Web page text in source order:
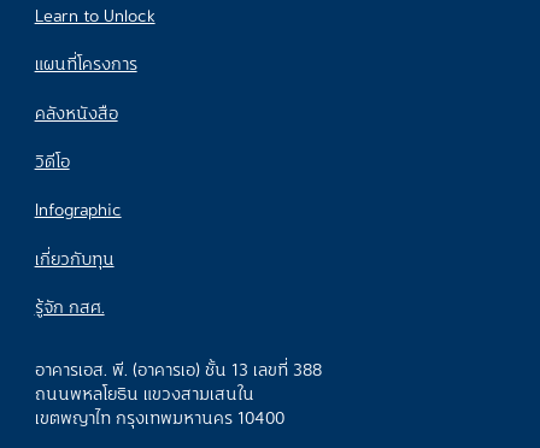
Learn to Unlock
แผนที่โครงการ
คลังหนังสือ
วิดีโอ
Infographic
เกี่ยวกับทุน
รู้จัก กสศ.
อาคารเอส. พี. (อาคารเอ) ชั้น 13 เลขที่ 388
ถนนพหลโยธิน แขวงสามเสนใน
เขตพญาไท กรุงเทพมหานคร 10400